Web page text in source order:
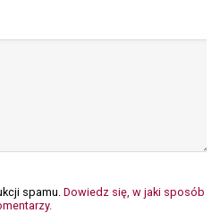
spamu. Dowiedz się, w jaki sposób